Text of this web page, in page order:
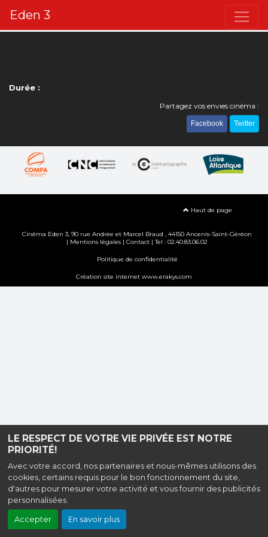
LE RESPECT DE VOTRE VIE PRIVÉE EST NOTRE
PRIORITÉ!
Avec votre accord, nos partenaires et nous-mêmes utilisons des
cookies, certains requis pour le bon fonctionnement du site,
d'autres pour mesurer votre activité et vous fournir des publicités
personnalisées.
Accepter En savoir plus
Eden 3
Durée :
Partagez vos envies cinéma :
Facebook Twitter
Haut de page
Cinéma Eden 3, 90 rue Andrée et Marcel Braud , 44150 Ancenis-Saint-Géréon
| Mentions légales | Contact | Tel : 02.40.83.06.02
Politique de confidentialité
Création site internet www.erakys.com